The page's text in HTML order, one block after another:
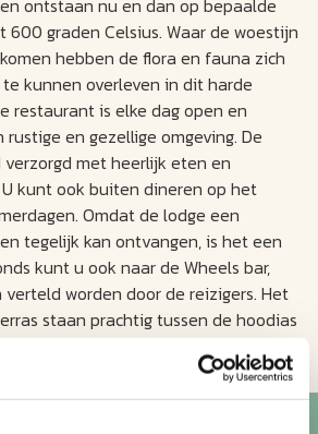
ontstaan nu en dan op bepaalde
600 graden Celsius. Waar de woestijn
hebben de flora en fauna zich
kunnen overleven in dit harde
restaurant is elke dag open en
en gezellige omgeving. De
met heerlijk eten en
kunt ook buiten dineren op het
Omdat de lodge een
tegelijk kan ontvangen, is het een
kunt u ook naar de Wheels bar,
worden door de reizigers. Het
staan prachtig tussen de hoodias